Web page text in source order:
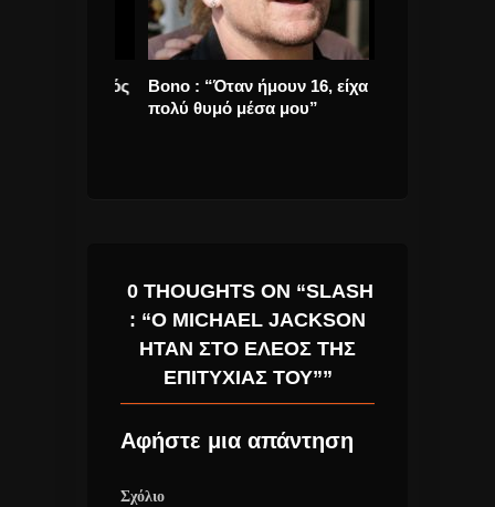
Bono : “Όταν ήμουν 16, είχα
πολύ θυμό μέσα μου”
0 THOUGHTS ON “SLASH
: “Ο MICHAEL JACKSON
ΉΤΑΝ ΣΤΟ ΈΛΕΟΣ ΤΗΣ
ΕΠΙΤΥΧΊΑΣ ΤΟΥ””
Αφήστε μια απάντηση
Σχόλιο